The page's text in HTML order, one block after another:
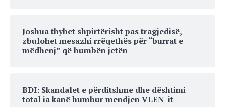
Joshua thyhet shpirtërisht pas tragjedisë,
zbulohet mesazhi rrëqethës për “burrat e
mëdhenj” që humbën jetën
BDI: Skandalet e përditshme dhe dështimi
total ia kanë humbur mendjen VLEN-it